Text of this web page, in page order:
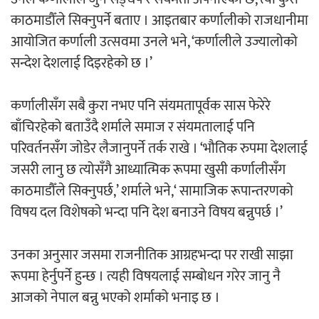
‘आइतबारको अफिस’ को परिचर्चा सम्पन्न
अर्जुन चन्द्रको ‘संवेदनाका प्रतिध्वनि’
मुक्तकसङ्ग्रह लोकार्पण
काठमाडौँले सिक्नुपर्ने बताए । आइतबार कर्णालीको राजधानीमा
आयोजित कर्णाली उत्सवमा उनले भने, ‘कर्णालीले उज्यालोको
सन्देश देशलाई दिइरहेको छ ।’
कर्णालीसँग सबै कुरा नभए पनि संयमतापूर्वक सास फेरेरे
बाँचिरहेको बताउँदै शर्माले समाज र संयमतालाई पनि
परिवर्तनसँग जोडेर लैजानुपर्ने तर्क राखे । ‘भौतिक रुपमा देशलाई
जसरी लानु छ त्योसँगै आध्यात्मिक रूपमा खुसी कर्णालीसँग
काठमाडौँले सिक्नुपर्छ,’ शर्माले भने,‘ सामाजिक रूपान्तरणको
विषय दल विशेषको भन्दा पनि देश बनाउने विषय बन्नुपर्छ ।’
उनका अनुसार जसमा राजनीतिक आग्रहभन्दा पर राखी साझा
रूपमा हेर्नुपर्ने हुन्छ । त्यही विषयलाई सम्बोधन गरेर जानु नै
आजको नेपाल बन्नु भएको शर्माको भनाइ छ ।